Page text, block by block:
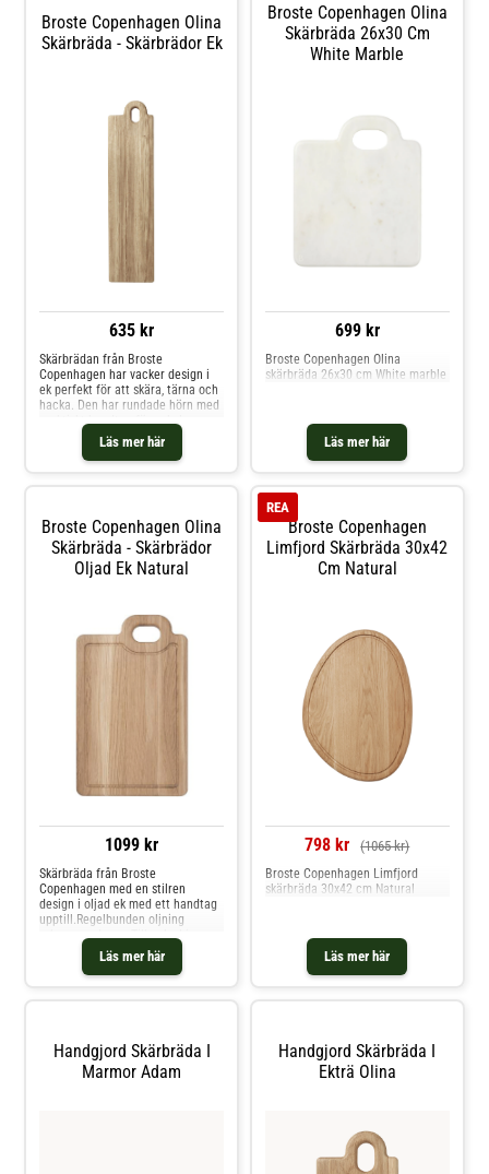
Broste Copenhagen Olina
Skärbräda - Skärbrädor Ek
635 kr
Läs mer här
Skärbrädan från Broste
Copenhagen har vacker design i
ek perfekt för att skära, tärna och
hacka. Den har rundade hörn med
praktiskt handtag för enkel
användning. Tillverkad i Polen. Om
skärbrädan från Broste
Copenhagen- Gjord av ek.- Bredd:
handdisk. Shoppa Skärbrädor och
mer Köksknivar & Knivtillbehör
hos Royal Design.
Broste Copenhagen Olina
Skärbräda 26x30 Cm
White Marble
699 kr
Läs mer här
Broste Copenhagen Olina
skärbräda 26x30 cm White marble
Broste Copenhagen Olina
Skärbräda - Skärbrädor
Oljad Ek Natural
1099 kr
Läs mer här
Skärbräda från Broste
Copenhagen med en stilren
design i oljad ek med ett handtag
upptill.Regelbunden oljning
rekommenderas. Tillverkad i
Polen.Om skärbrädan från Broste
Copenhagen- Olina uppskattas för
den stilrena designen.- Skärbräda
Skärbrädor och mer Köksknivar &
Knivtillbehör hos Royal Design.
Broste Copenhagen
Limfjord Skärbräda 30x42
Cm Natural
REA
798 kr (1065 kr)
Läs mer här
Broste Copenhagen Limfjord
skärbräda 30x42 cm Natural
Handgjord Skärbräda I
Marmor Adam
Handgjord Skärbräda I
Ekträ Olina